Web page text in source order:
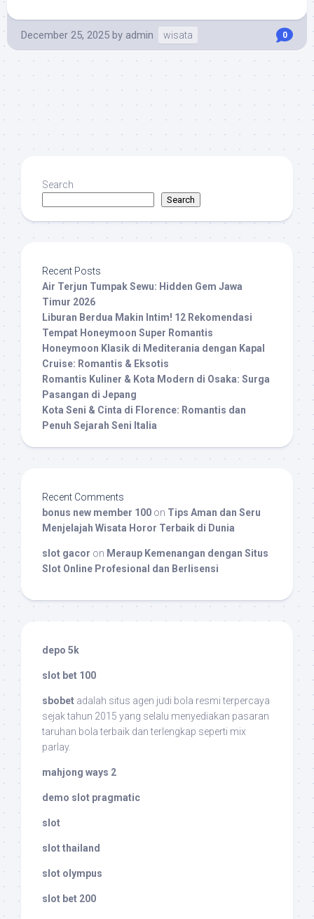
December 25, 2025 by admin wisata 0
Search
Search
Recent Posts
Air Terjun Tumpak Sewu: Hidden Gem Jawa
Timur 2026
Liburan Berdua Makin Intim! 12 Rekomendasi
Tempat Honeymoon Super Romantis
Honeymoon Klasik di Mediterania dengan Kapal
Cruise: Romantis & Eksotis
Romantis Kuliner & Kota Modern di Osaka: Surga
Pasangan di Jepang
Kota Seni & Cinta di Florence: Romantis dan
Penuh Sejarah Seni Italia
Recent Comments
bonus new member 100 on Tips Aman dan Seru
Menjelajah Wisata Horor Terbaik di Dunia
slot gacor on Meraup Kemenangan dengan Situs
Slot Online Profesional dan Berlisensi
depo 5k
slot bet 100
sbobet adalah situs agen judi bola resmi terpercaya
sejak tahun 2015 yang selalu menyediakan pasaran
taruhan bola terbaik dan terlengkap seperti mix
parlay.
mahjong ways 2
demo slot pragmatic
slot
slot thailand
slot olympus
slot bet 200